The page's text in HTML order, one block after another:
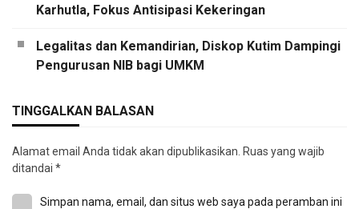
Karhutla, Fokus Antisipasi Kekeringan
Legalitas dan Kemandirian, Diskop Kutim Dampingi
Pengurusan NIB bagi UMKM
TINGGALKAN BALASAN
Alamat email Anda tidak akan dipublikasikan. Ruas yang wajib
ditandai *
Simpan nama, email, dan situs web saya pada peramban ini